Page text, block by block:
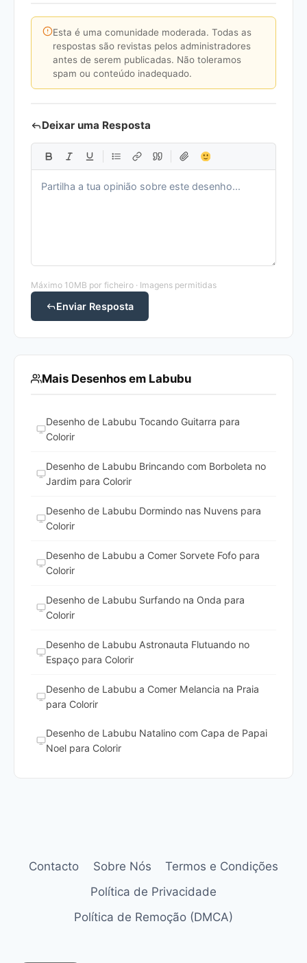
Esta é uma comunidade moderada. Todas as
respostas são revistas pelos administradores
antes de serem publicadas. Não toleramos
spam ou conteúdo inadequado.
Deixar uma Resposta
Máximo 10MB por ficheiro · Imagens permitidas
Enviar Resposta
Mais Desenhos em Labubu
Desenho de Labubu Tocando Guitarra para
Colorir
Desenho de Labubu Brincando com Borboleta no
Jardim para Colorir
Desenho de Labubu Dormindo nas Nuvens para
Colorir
Desenho de Labubu a Comer Sorvete Fofo para
Colorir
Desenho de Labubu Surfando na Onda para
Colorir
Desenho de Labubu Astronauta Flutuando no
Espaço para Colorir
Desenho de Labubu a Comer Melancia na Praia
para Colorir
Desenho de Labubu Natalino com Capa de Papai
Noel para Colorir
Contacto Sobre Nós
Termos e Condições
Política de Privacidade
Política de Remoção (DMCA)